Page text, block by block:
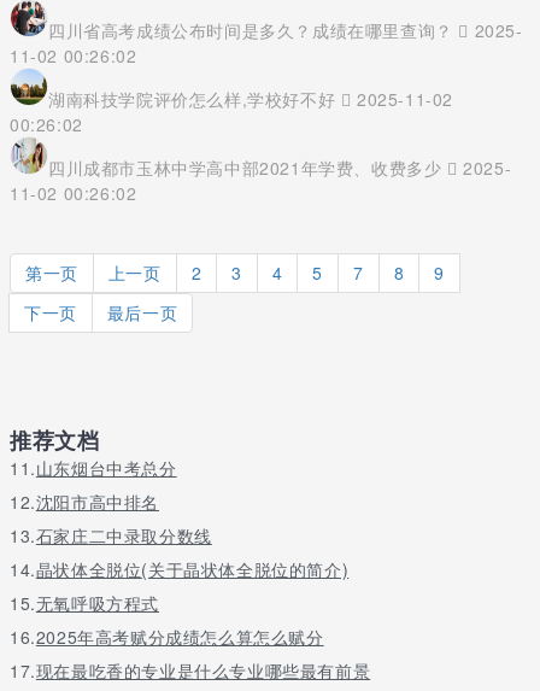
四川省高考成绩公布时间是多久？成绩在哪里查询？
2025-
11-02 00:26:02
湖南科技学院评价怎么样,学校好不好
2025-11-02
00:26:02
四川成都市玉林中学高中部2021年学费、收费多少
2025-
11-02 00:26:02
第一页 上一页 2 3 4 5 7 8
9
下一页
最后一页
推荐文档
11.山东烟台中考总分
12.沈阳市高中排名
13.石家庄二中录取分数线
14.晶状体全脱位(关于晶状体全脱位的简介)
15.无氧呼吸方程式
16.2025年高考赋分成绩怎么算怎么赋分
17.现在最吃香的专业是什么专业哪些最有前景